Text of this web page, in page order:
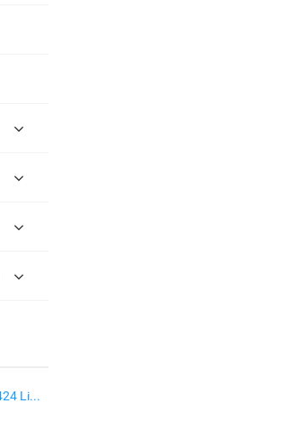
Keitech Swing Impact 2" #424 Lime Chartreuse